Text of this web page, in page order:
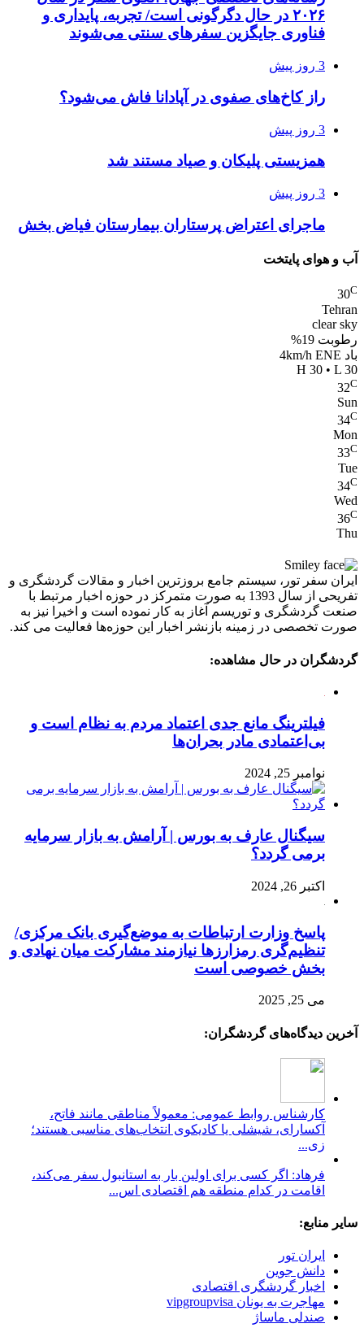
۲۰۲۶ در حال دگرگونی است/ تجربه، پایداری و
فناوری جایگزین سفرهای سنتی می‌شوند
3 روز پیش
راز کاخ‌های صفوی در آپادانا فاش می‌شود؟
3 روز پیش
همزیستی پلیکان و صیاد مستند شد
3 روز پیش
ماجرای اعتراض پرستاران بیمارستان فیاض بخش
آب و هوای پایتخت
30C
Tehran
clear sky
رطوبت 19%
باد 4km/h ENE
H 30 • L 30
32C
Sun
34C
Mon
33C
Tue
34C
Wed
36C
Thu
ایران سفر تور، سیستم جامع بروزترین اخبار و مقالات گردشگری و
تفریحی از سال 1393 به صورت متمرکز در حوزه اخبار مرتبط با
صنعت گردشگری و توریسم آغاز به کار نموده است و اخیرا نیز به
صورت تخصصی در زمینه بازنشر اخبار این حوزه‌ها فعالیت می کند.
گردشگران در حال مشاهده:
فیلترینگ مانع جدی اعتماد مردم به نظام است و
بی‌اعتمادی مادر بحران‌ها
نوامبر 25, 2024
سیگنال عارف به بورس | آرامش به بازار سرمایه
برمی گردد؟
اکتبر 26, 2024
پاسخ وزارت ارتباطات به موضع‌گیری بانک مرکزی/
تنظیم‌گری رمزارزها نیازمند مشارکت میان نهادی و
بخش خصوصی است
می 25, 2025
آخرین دیدگاه‌های گردشگران:
کارشناس روابط عمومی: معمولاً مناطقی مانند فاتح،
آکسارای، شیشلی یا کادیکوی انتخاب‌های مناسبی هستند؛
زی...
فرهاد: اگر کسی برای اولین بار به استانبول سفر می‌کند،
اقامت در کدام منطقه هم اقتصادی اس...
سایر منابع:
ایران تور
دانش جوین
اخبار گردشگری اقتصادی
مهاجرت به یونان vipgroupvisa
صندلی ماساژ